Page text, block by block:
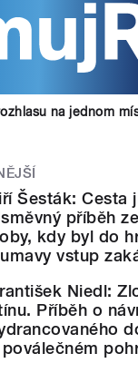
na jednom
Šesták: Cesta
příběh
kdy byl do
vstup
Niedl:
Příběh o